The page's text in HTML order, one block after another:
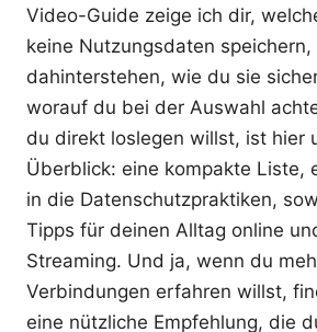
Video-Guide zeige ich dir,
keine Nutzungsdaten
dahinterstehen, wie du sie
worauf du bei der Auswahl
du direkt loslegen willst, ist hier
Überblick: eine kompakte Liste,
in die Datenschutzpraktiken,
Tipps für deinen Alltag online
Streaming. Und ja, wenn du
Verbindungen erfahren willst,
eine nützliche Empfehlung, die